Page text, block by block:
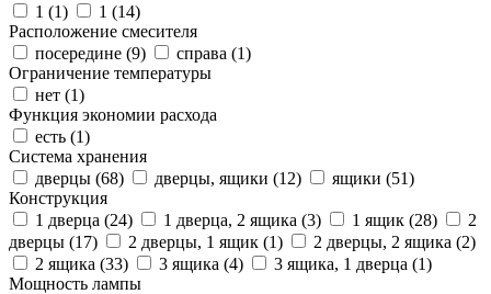
1 (1) 1 (14)
Расположение смесителя
посередине (9) справа (1)
Ограничение температуры
нет (1)
Функция экономии расхода
есть (1)
Система хранения
дверцы (68) дверцы, ящики (12) ящики (51)
Конструкция
1 дверца (24) 1 дверца, 2 ящика (3) 1 ящик (28)
2
дверцы (17) 2 дверцы, 1 ящик (1) 2 дверцы, 2 ящика (2)
2 ящика (33) 3 ящика (4) 3 ящика, 1 дверца (1)
Мощность лампы